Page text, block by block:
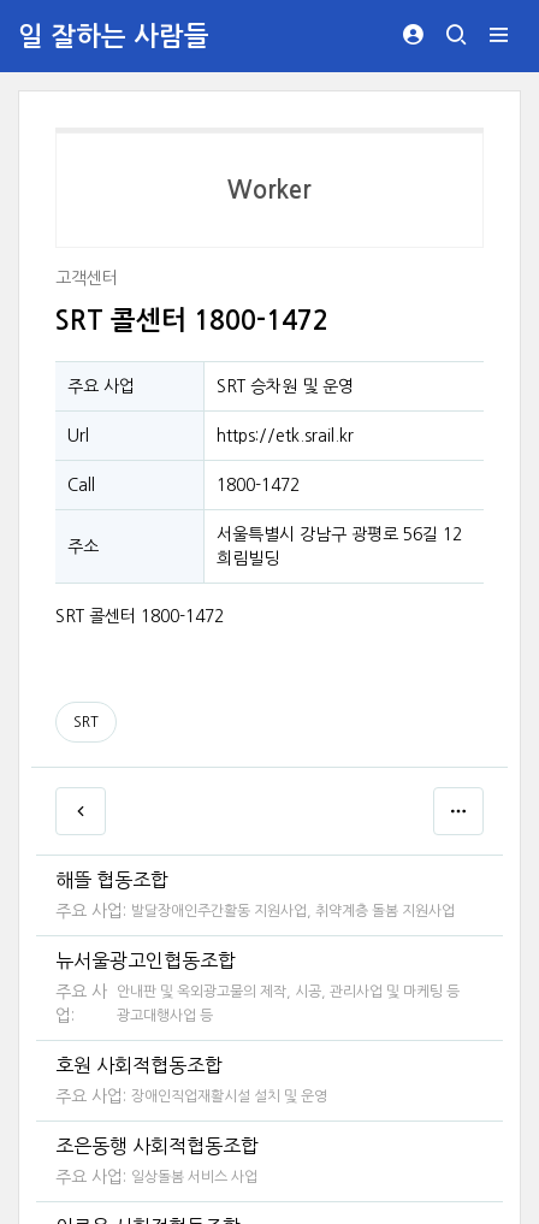
일 잘하는 사람들
Worker
고객센터
SRT 콜센터 1800-1472
주요 사업 SRT 승차원 및 운영
Url https://etk.srail.kr
Call 1800-1472
주소
서울특별시 강남구 광평로 56길 12
희림빌딩
SRT 콜센터 1800-1472
SRT
해뜰 협동조합
주요 사업: 발달장애인주간활동 지원사업, 취약계층 돌봄 지원사업
뉴서울광고인협동조합
주요 사
업:
안내판 및 옥외광고물의 제작, 시공, 관리사업 및 마케팅 등
광고대행사업 등
호원 사회적협동조합
주요 사업: 장애인직업재활시설 설치 및 운영
조은동행 사회적협동조합
주요 사업: 일상돌봄 서비스 사업